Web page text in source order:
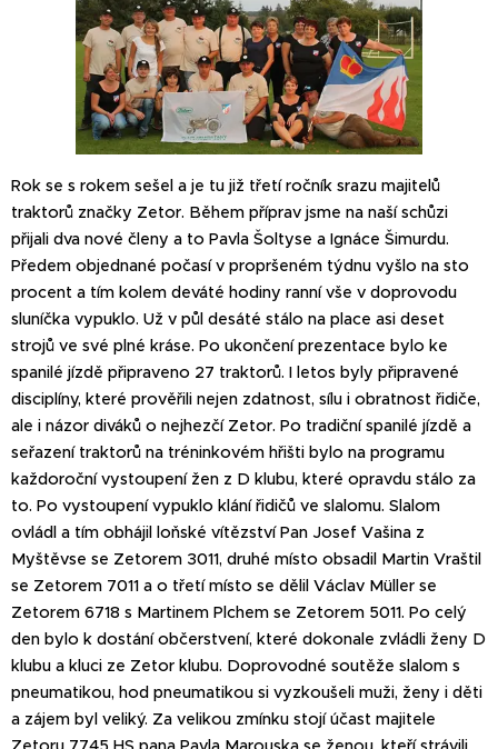
Rok se s rokem sešel a je tu již třetí ročník srazu majitelů
traktorů značky Zetor. Během příprav jsme na naší schůzi
přijali dva nové členy a to Pavla Šoltyse a Ignáce Šimurdu.
Předem objednané počasí v propršeném týdnu vyšlo na sto
procent a tím kolem deváté hodiny ranní vše v doprovodu
sluníčka vypuklo. Už v půl desáté stálo na place asi deset
strojů ve své plné kráse. Po ukončení prezentace bylo ke
spanilé jízdě připraveno 27 traktorů. I letos byly připravené
disciplíny, které prověřili nejen zdatnost, sílu i obratnost řidiče,
ale i názor diváků o nejhezčí Zetor. Po tradiční spanilé jízdě a
seřazení traktorů na tréninkovém hřišti bylo na programu
každoroční vystoupení žen z D klubu, které opravdu stálo za
to. Po vystoupení vypuklo klání řidičů ve slalomu. Slalom
ovládl a tím obhájil loňské vítězství Pan Josef Vašina z
Myštěvse se Zetorem 3011, druhé místo obsadil Martin Vraštil
se Zetorem 7011 a o třetí místo se dělil Václav Müller se
Zetorem 6718 s Martinem Plchem se Zetorem 5011. Po celý
den bylo k dostání občerstvení, které dokonale zvládli ženy D
klubu a kluci ze Zetor klubu. Doprovodné soutěže slalom s
pneumatikou, hod pneumatikou si vyzkoušeli muži, ženy i děti
a zájem byl veliký. Za velikou zmínku stojí účast majitele